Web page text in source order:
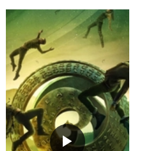
▶